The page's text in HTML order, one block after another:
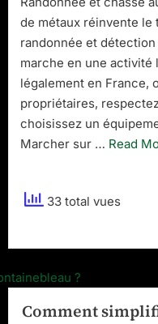
de métaux réinvente
randonnée et
marche en une
légalement en France,
propriétaires,
choisissez un
Marcher sur … Read
33 total vues
Comment